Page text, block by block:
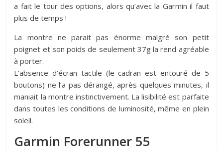
a fait le tour des options, alors qu’avec la Garmin il faut
plus de temps !
La montre ne parait pas énorme malgré son petit
poignet et son poids de seulement 37g la rend agréable
à porter.
L’absence d’écran tactile (le cadran est entouré de 5
boutons) ne l’a pas dérangé, après quelques minutes, il
maniait la montre instinctivement. La lisibilité est parfaite
dans toutes les conditions de luminosité, même en plein
soleil.
Garmin Forerunner 55